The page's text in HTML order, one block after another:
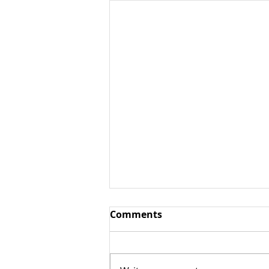
Фуд-корт / ресторанный
Comments